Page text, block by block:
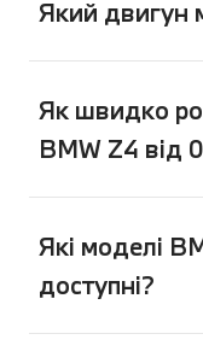
Який двигун
Як швидко
BMW Z4 від
Які моделі
доступні?